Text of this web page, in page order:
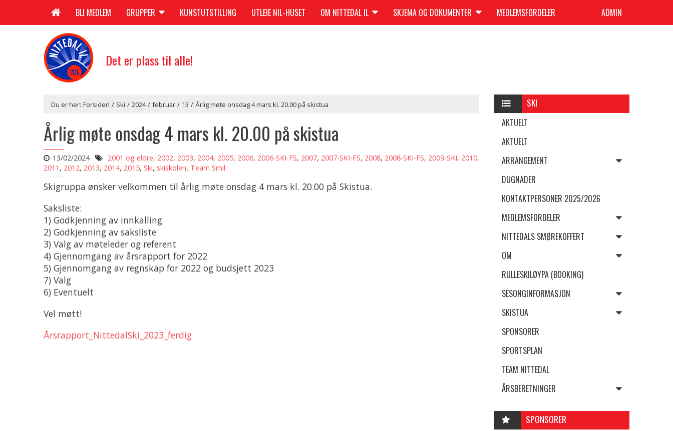
BLI MEDLEM GRUPPER KUNSTUTSTILLING UTLEIE NIL-HUSET OM NITTEDAL IL SKJEMA OG DOKUMENTER MEDLEMSFORDELER ADMIN
Det er plass til alle!
Du er her: Forsiden / Ski / 2024 / februar / 13 / Årlig møte onsdag 4 mars kl. 20.00 på skistua
Årlig møte onsdag 4 mars kl. 20.00 på skistua
13/02/2024 2001 og eldre, 2002, 2003, 2004, 2005, 2006, 2006-SKI-FS, 2007, 2007-SKI-FS, 2008, 2008-SKI-FS, 2009-SKI, 2010,
2011 , 2012, 2013, 2014, 2015, Ski, skiskolen, Team Smil
Skigruppa ønsker velkommen til årlig møte onsdag 4 mars kl. 20.00 på Skistua.
Saksliste:
1) Godkjenning av innkalling
2) Godkjenning av saksliste
3) Valg av møteleder og referent
4) Gjennomgang av årsrapport for 2022
5) Gjennomgang av regnskap for 2022 og budsjett 2023
7) Valg
6) Eventuelt
Vel møtt!
Årsrapport_NittedalSki_2023_ferdig
SKI
AKTUELT
AKTUELT
ARRANGEMENT
DUGNADER
KONTAKTPERSONER 2025/2026
MEDLEMSFORDELER
NITTEDALS SMØREKOFFERT
OM
RULLESKILØYPA (BOOKING)
SESONGINFORMASJON
SKISTUA
SPONSORER
SPORTSPLAN
TEAM NITTEDAL
ÅRSBERETNINGER
SPONSORER